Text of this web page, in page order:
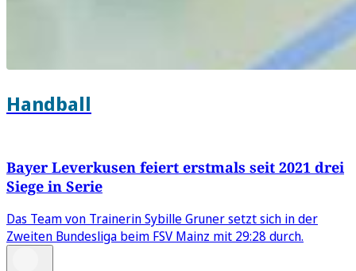
Handball
Bayer Leverkusen feiert erstmals seit 2021 drei
Siege in Serie
Das Team von Trainerin Sybille Gruner setzt sich in der
Zweiten Bundesliga beim FSV Mainz mit 29:28 durch.